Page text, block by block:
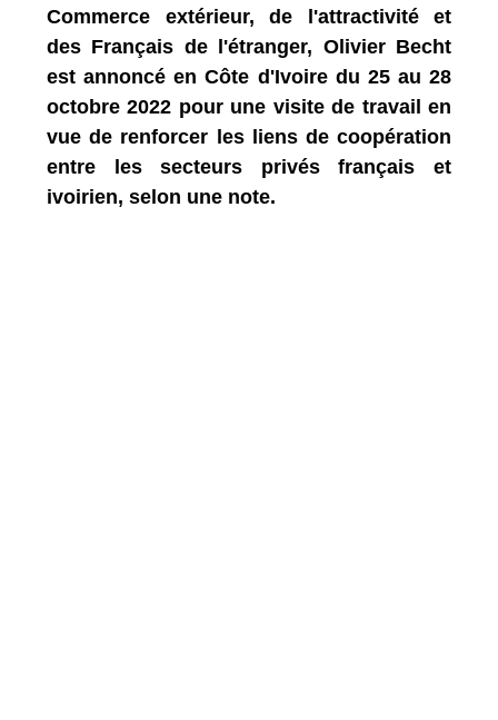
Commerce extérieur, de l'attractivité et
des Français de l'étranger, Olivier Becht
est annoncé en Côte d'Ivoire du 25 au 28
octobre 2022 pour une visite de travail en
vue de renforcer les liens de coopération
entre les secteurs privés français et
ivoirien, selon une note.